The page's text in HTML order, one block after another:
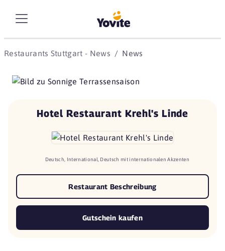
Restaurants Stuttgart - News News
Hotel Restaurant Krehl's Linde
Deutsch, International, Deutsch mit internationalen Akzenten
Restaurant Beschreibung
Gutschein kaufen